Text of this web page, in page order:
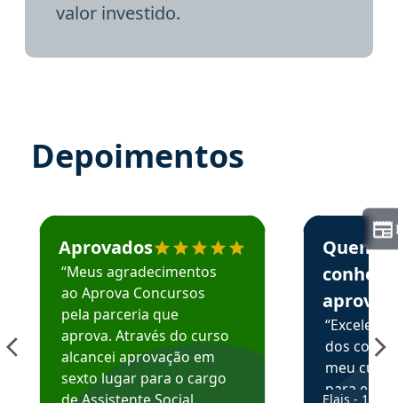
valor investido.
Depoimentos
Estudante José recomenda o Aprova Concursos em
Aprovados
“Meus agradecimentos
ao Aprova Concursos
pela parceria que
aprova. Através do curso
alcancei aprovação em
sexto lugar para o cargo
Estudante
Quem
aprova
dos
meu
para
Elais - 15/